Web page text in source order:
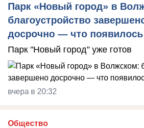
Парк «Новый город» в
благоустройство
досрочно — что
Парк "Новый город" уже готов
вчера в 20:32
Общество